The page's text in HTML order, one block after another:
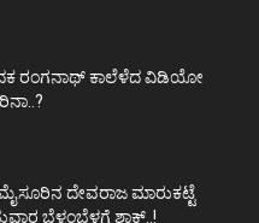
ರಂಗನಾಥ್ ಕಾಲೆಳೆದ ವಿಡಿಯೋ
ದೇವರಾಜ ಮಾರುಕಟ್ಟೆ
ಬೆಳ್ಳಂಬೆಳಗ್ಗೆ ಶಾಕ್..!